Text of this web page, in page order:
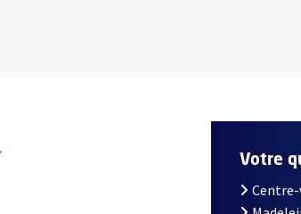
Votre